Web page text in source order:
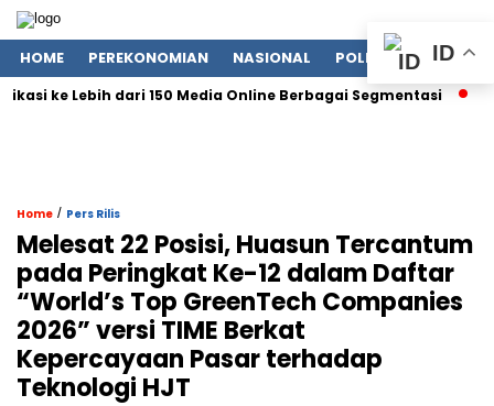
HOME PEREKONOMIAN NASIONAL POLITIK LIFESTYLE
ke Lebih dari 150 Media Online Berbagai Segmentasi 4
Home / Pers Rilis
Melesat 22 Posisi, Huasun Tercantum
pada Peringkat Ke-12 dalam Daftar
“World’s Top GreenTech Companies
2026” versi TIME Berkat
Kepercayaan Pasar terhadap
Teknologi HJT
ID